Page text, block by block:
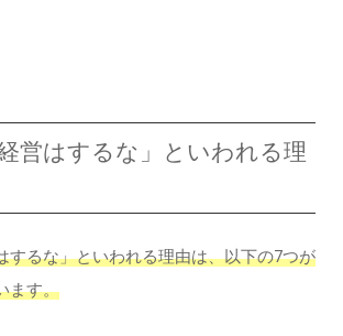
営はするな」といわれる理
するな」といわれる理由は、以下の7つが
ます。